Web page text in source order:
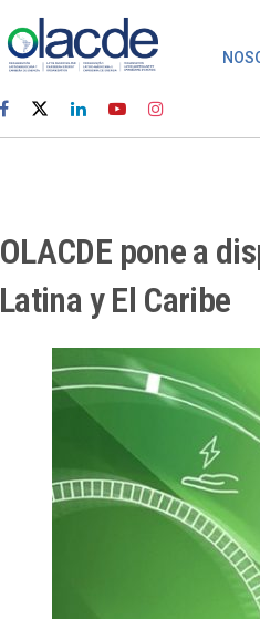
OLACDE pone a
Latina y El Caribe